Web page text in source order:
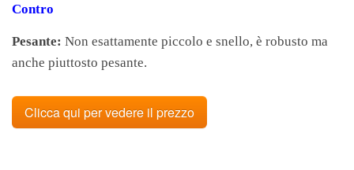
Contro
Pesante: Non esattamente piccolo e snello, è robusto ma
anche piuttosto pesante.
Clicca qui per vedere il prezzo